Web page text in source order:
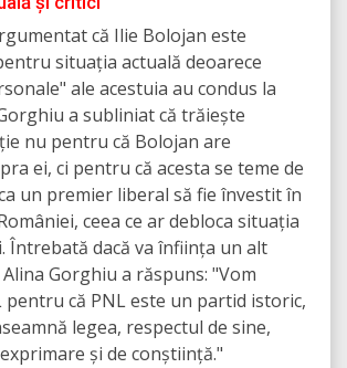
că Ilie Bolojan este
situația actuală deoarece
ale acestuia au condus la
a subliniat că trăiește
nu pentru că Bolojan are
ei, ci pentru că acesta se teme de
un premier liberal să fie învestit în
ceea ce ar debloca situația
Întrebată dacă va înființa un alt
Gorghiu a răspuns: "Vom
pentru că PNL este un partid istoric,
legea, respectul de sine,
și de conștiință."